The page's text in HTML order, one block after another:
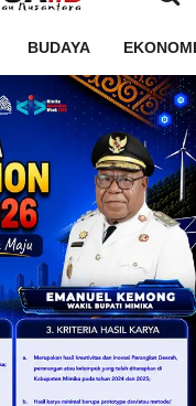
BUDAYA EKONOMI